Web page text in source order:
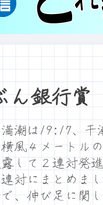
ん銀行賞
潮は19:17、干
風４メートルの
して２連対発
対にまとめま
、伸び足に関